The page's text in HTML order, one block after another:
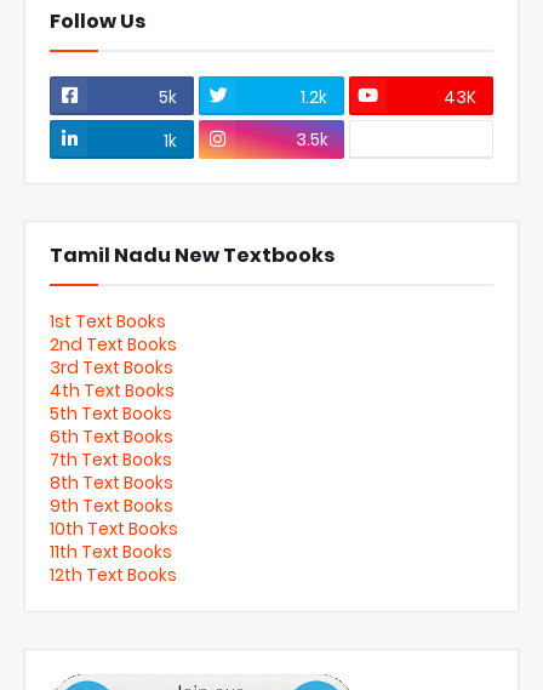
Follow Us
5k 1.2k
43K
1k
3.5k
Tamil Nadu New Textbooks
1st Text Books
2nd Text Books
3rd Text Books
4th Text Books
5th Text Books
6th Text Books
7th Text Books
8th Text Books
9th Text Books
10th Text Books
11th Text Books
12th Text Books